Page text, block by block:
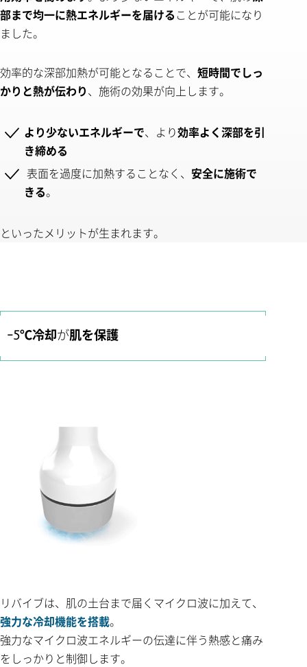
部まで均一に熱エネルギーを届ける ことが可能になり
ました。
効率的な深部加熱が可能となることで、 短時間でしっ
かりと熱が伝わり、施術の効果が向上します。
より少ないエネルギーで、より効率よく深部を引
き締める
表面を過度に加熱することなく、 安全に施術で
きる。
といったメリットが生まれます。
-5℃冷却が肌を保護
リバイブは、肌の土台まで届くマイクロ波に加えて、
強力な冷却機能を搭載。
強力なマイクロ波エネルギーの伝達に伴う熱感と痛み
をしっかりと制御します。